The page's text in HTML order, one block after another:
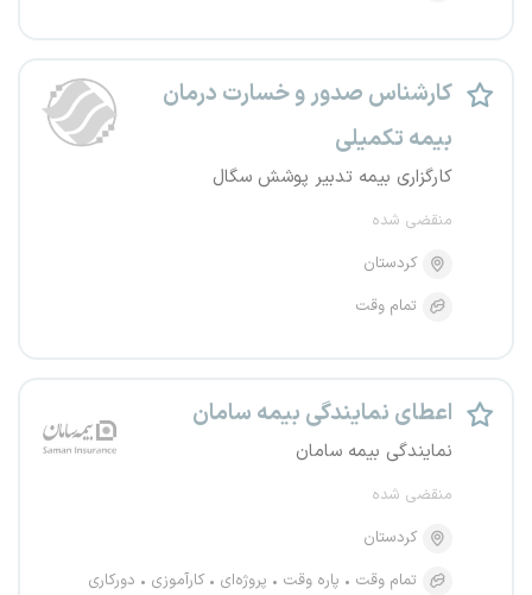
کارشناس صدور و خسارت درمان
بیمه تکمیلی
کارگزاری بیمه تدبیر پوشش سگال
منقضی شده
کردستان
تمام وقت
اعطای نمایندگی بیمه سامان
نمایندگی بیمه سامان
منقضی شده
کردستان
تمام وقت
پاره وقت پروژه‌ای کارآموزی دورکاری